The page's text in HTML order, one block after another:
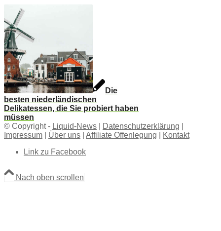
Die
besten niederländischen
Delikatessen, die Sie probiert haben
müssen
© Copyright - Liquid-News Datenschutzerklärung
Impressum
Über uns Affiliate Offenlegung
Kontakt
Link zu Facebook
Nach oben scrollen